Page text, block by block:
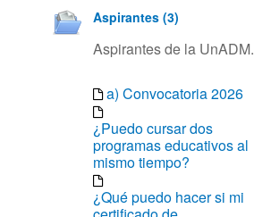
Aspirantes (3)
Aspirantes de la UnADM.
a) Convocatoria 2026
¿Puedo cursar dos
programas educativos al
mismo tiempo?
¿Qué puedo hacer si mi